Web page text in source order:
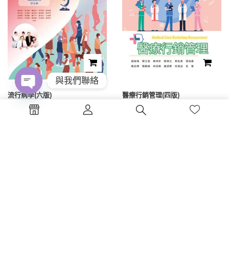
流行病學(六版)
450
醫療行銷管理(四版)
NT$475
與我們聯絡
Open
chaty